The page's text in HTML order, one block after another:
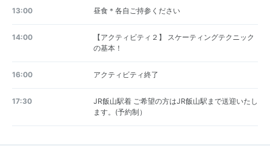
13:00 昼食＊各自ご持参ください
14:00
【アクティビティ２】 スケーティングテクニック
の基本！
16:00 アクティビティ終了
17:30
JR飯山駅着 ご希望の方はJR飯山駅まで送迎いたし
ます。(予約制）